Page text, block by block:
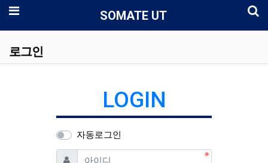
메뉴 SOMATE UT
로그인
LOGIN
자동로그인
아이디
필수